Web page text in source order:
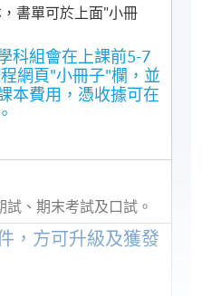
書單可於上面"小冊
科組會在上課前5-7
網頁"小冊子"欄，並
本費用，憑收據可在
、期末考試及口試。
，方可升級及獲發